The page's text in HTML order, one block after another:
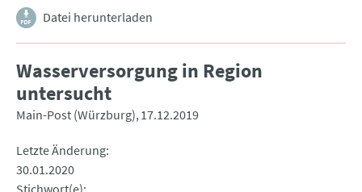
Datei herunterladen
Wasserversorgung in Region
untersucht
Main-Post (Würzburg) 17.12.2019
Letzte Änderung
30.01.2020
Stichwort(e)